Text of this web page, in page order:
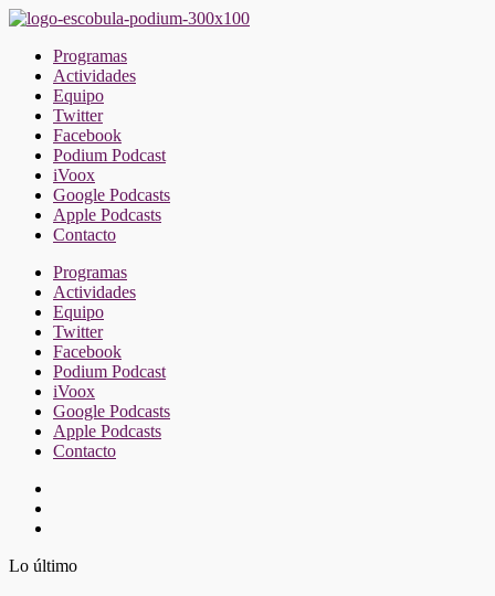
Saltar
contenidoProgramas
Actividades
Equipo
Twitter
Facebook
Podium Podcast
iVoox
Google Podcasts
Apple Podcasts
Contacto
Programas
Actividades
Equipo
Twitter
Facebook
Podium Podcast
iVoox
Google Podcasts
Apple Podcasts
Contacto
Lo último